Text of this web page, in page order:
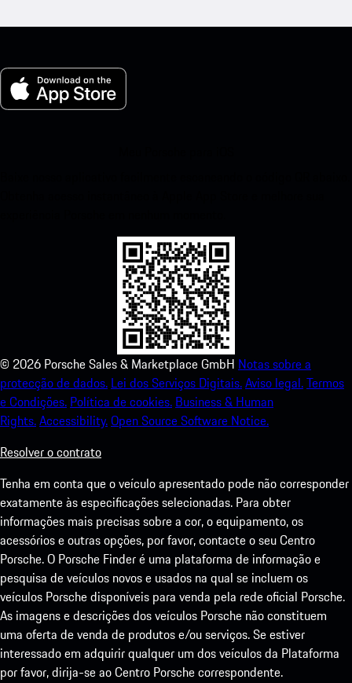
© 2026 Porsche Sales & Marketplace GmbH Notas sobre a
protecção de dados. Lei dos Serviços Digitais.Aviso legal.Termos
e Condições. Política de cookies. Business & Human
Rights.Accessibility.Open Source Software Notice.
Resolver o contrato
Tenha em conta que o veículo apresentado pode não corresponder
exatamente às especificações selecionadas. Para obter
informações mais precisas sobre a cor, o equipamento, os
acessórios e outras opções, por favor, contacte o seu Centro
Porsche. O Porsche Finder é uma plataforma de informação e
pesquisa de veículos novos e usados na qual se incluem os
veículos Porsche disponíveis para venda pela rede oficial Porsche.
As imagens e descrições dos veículos Porsche não constituem
uma oferta de venda de produtos e/ou serviços. Se estiver
interessado em adquirir qualquer um dos veículos da Plataforma
por favor, dirija-se ao Centro Porsche correspondente.